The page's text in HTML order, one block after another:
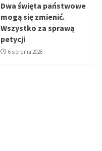
Dwa święta państwowe
mogą się zmienić.
Wszystko za sprawą
petycji
6 sierpnia 2026